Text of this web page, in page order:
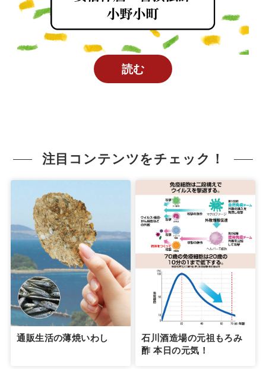
読む
注目コンテンツをチェック！
通販生活の薄焼いわし
石川酒造場の元祖もろみ
酢 本日の元気！